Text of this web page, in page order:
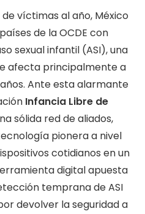
víctimas al año, México
de la OCDE con
sexual infantil (ASI), una
afecta principalmente a
Ante esta alarmante
Infancia Libre de
sólida red de aliados,
pionera a nivel
cotidianos en un
digital apuesta
temprana de ASI
devolver la seguridad a